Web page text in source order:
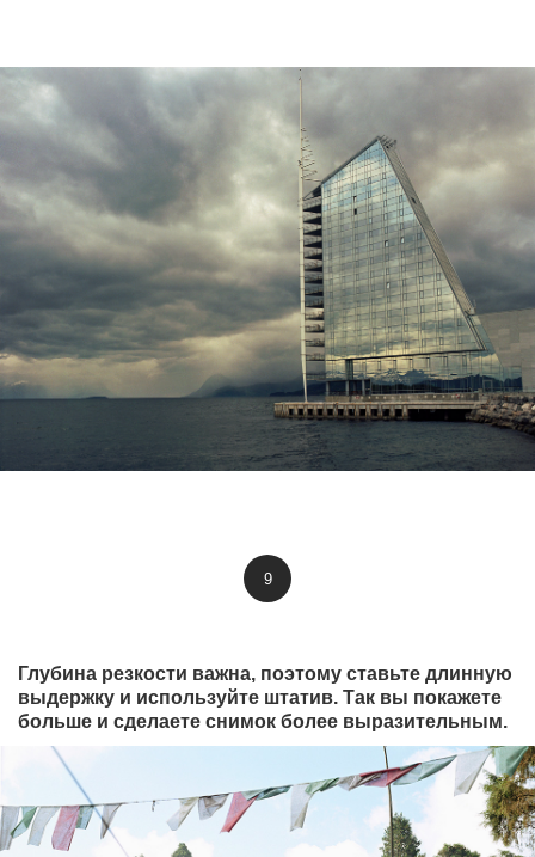
9
Глубина резкости важна, поэтому ставьте длинную
выдержку и используйте штатив. Так вы покажете
больше и сделаете снимок более выразительным.